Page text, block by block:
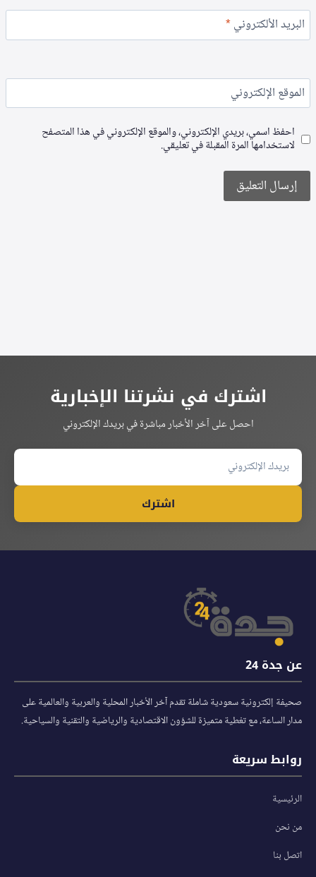
البريد الألكتروني*
الموقع الإلكتروني
احفظ اسمي، بريدي الإلكتروني، والموقع الإلكتروني في هذا المتصفح
لاستخدامها المرة المقبلة في تعليقي.
اشترك في نشرتنا الإخبارية
احصل على آخر الأخبار مباشرة في بريدك الإلكتروني
اشترك
عن جدة 24
صحيفة إلكترونية سعودية شاملة تقدم آخر الأخبار المحلية والعربية والعالمية على
مدار الساعة، مع تغطية متميزة للشؤون الاقتصادية والرياضية والتقنية والسياحية.
روابط سريعة
الرئيسية
من نحن
اتصل بنا